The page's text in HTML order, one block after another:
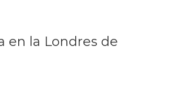
en la Londres de